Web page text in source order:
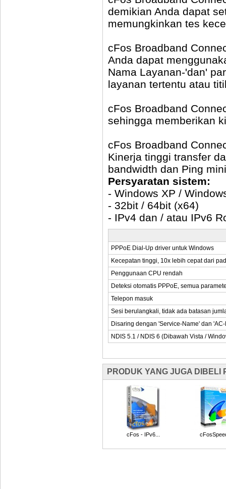
demikian Anda dapat
memungkinkan tes
cFos Broadband
Anda dapat
Nama Layanan-'dan'
layanan tertentu atau
cFos Broadband
sehingga memberikan
cFos Broadband
Kinerja tinggi transfer
bandwidth dan Ping
Persyaratan sistem:
- Windows XP /
- 32bit / 64bit (x64)
- IPv4 dan / atau IPv6
PPPoE Dial-Up driver untuk Windows
Kecepatan tinggi, 10x lebih cepat dari
Penggunaan CPU rendah
Deteksi otomatis PPPoE, semua
Telepon masuk
Sesi berulangkali, tidak ada batasan
Disaring dengan 'Service-Name' dan
NDIS 5.1 / NDIS 6 (Dibawah Vista /
PRODUK YANG JUGA DIBELI
cFos - IPv6...